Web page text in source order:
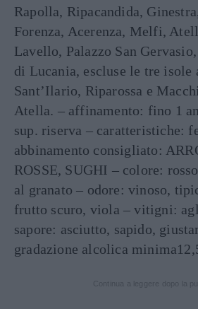
Rapolla, Ripacandida,
Forenza, Acerenza, Melfi,
Lavello, Palazzo San
di Lucania, escluse le tre
Sant’Ilario, Riparossa e
Atella. – affinamento: fino 1
sup. riserva – caratteristiche:
abbinamento consigliato:
ROSSE, SUGHI – colore:
al granato – odore: vinoso,
frutto scuro, viola – vitigni:
sapore: asciutto, sapido,
gradazione alcolica